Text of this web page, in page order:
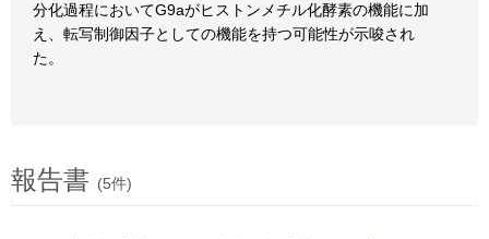
分化過程においてG9aがヒストンメチル化酵素の機能に加
え、転写制御因子としての機能を持つ可能性が示唆され
た。
報告書 (5件)